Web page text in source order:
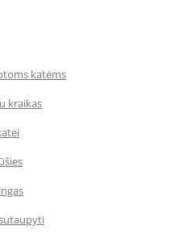
katėms
kraikas